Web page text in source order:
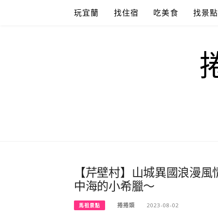
玩宜蘭 找住宿 吃美食 找景點
【芹壁村】山城異國浪漫
中海的小希臘～
馬祖景點 捲捲頭 2023-08-02